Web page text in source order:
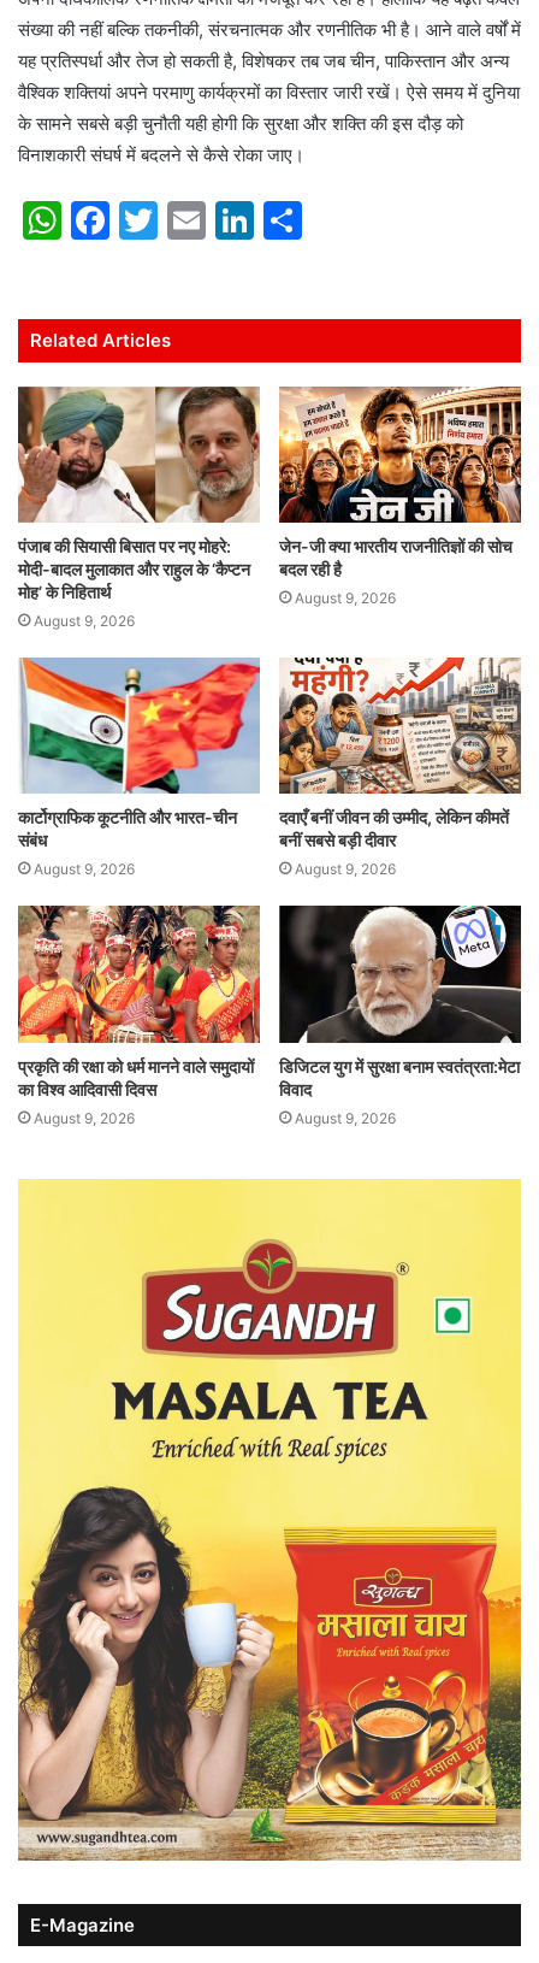
संख्या की नहीं बल्कि तकनीकी, संरचनात्मक और रणनीतिक भी है। आने वाले वर्षों में
यह प्रतिस्पर्धा और तेज हो सकती है, विशेषकर तब जब चीन, पाकिस्तान और अन्य
वैश्विक शक्तियां अपने परमाणु कार्यक्रमों का विस्तार जारी रखें। ऐसे समय में दुनिया
के सामने सबसे बड़ी चुनौती यही होगी कि सुरक्षा और शक्ति की इस दौड़ को
विनाशकारी संघर्ष में बदलने से कैसे रोका जाए।
W
s
A
p
p
F
e
b
o
o
k
T
er
E
l
Li
e
dI
n
e
Related Articles
पंजाब की सियासी बिसात पर नए मोहरे:
मोदी-बादल मुलाकात और राहुल के ‘कैप्टन
मोह’ के निहितार्थ
August 9, 2026
जेन-जी क्या भारतीय राजनीतिज्ञों की सोच
बदल रही है
August 9, 2026
कार्टोग्राफिक कूटनीति और भारत-चीन
संबंध
August 9, 2026
दवाएँ बनीं जीवन की उम्मीद, लेकिन कीमतें
बनीं सबसे बड़ी दीवार
August 9, 2026
प्रकृति की रक्षा को धर्म मानने वाले समुदायों
का विश्व आदिवासी दिवस
August 9, 2026
डिजिटल युग में सुरक्षा बनाम स्वतंत्रता:मेटा
विवाद
August 9, 2026
E-Magazine